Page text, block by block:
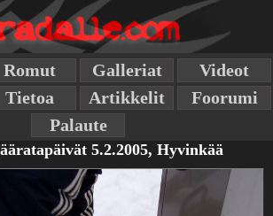
Romut Galleriat
Videot
Tietoa Artikkelit
Foorumi
Palaute
5.2.2005, Hyvinkää